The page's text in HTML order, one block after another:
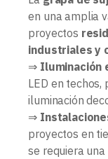
en una amplia
proyectos
industriales y
⇒ Iluminación
LED en
iluminación
⇒
proyectos en
se requiera